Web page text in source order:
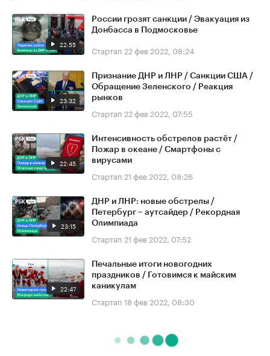
22:55
России грозят санкции / Эвакуация из
Донбасса в Подмосковье
Стартап 22 фев 2022, 08:24
23:32
Признание ДНР и ЛНР / Санкции США /
Обращение Зеленского / Реакция
рынков
Стартап 22 фев 2022, 07:55
22:45
Интенсивность обстрелов растёт /
Пожар в океане / Смартфоны с
вирусами
Стартап 21 фев 2022, 08:26
23:15
ДНР и ЛНР: новые обстрелы /
Петербург – аутсайдер / Рекордная
Олимпиада
Стартап 21 фев 2022, 07:52
22:47
Печальные итоги новогодних
праздников / Готовимся к майским
каникулам
Стартап 18 фев 2022, 08:30